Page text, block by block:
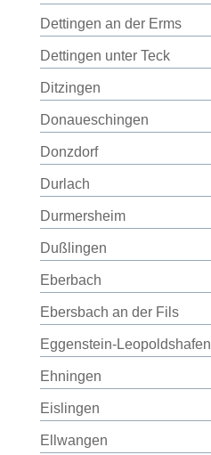
Dettingen an der Erms
Dettingen unter Teck
Ditzingen
Donaueschingen
Donzdorf
Durlach
Durmersheim
Dußlingen
Eberbach
Ebersbach an der Fils
Eggenstein-Leopoldshafen
Ehningen
Eislingen
Ellwangen